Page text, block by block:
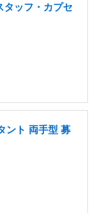
タッフ・カプセ
ント 両手型 募